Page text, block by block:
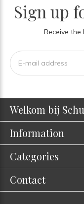
Sign up
Receive
Welkom bij
Information
Categories
Contact